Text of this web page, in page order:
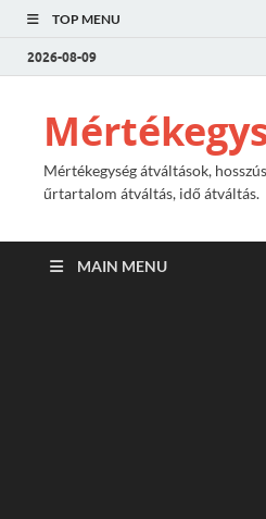
TOP MENU
2026-08-09
Mértékegység átváltások,
űrtartalom átváltás, idő átváltás.
MAIN MENU